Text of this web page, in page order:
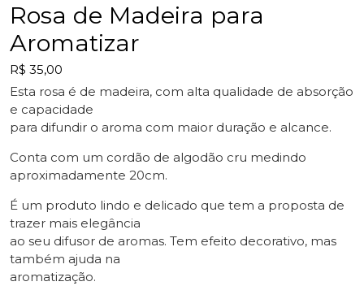
Rosa de Madeira para
Aromatizar
R$ 35,00
Esta rosa é de madeira, com alta qualidade de absorção
e capacidade
para difundir o aroma com maior duração e alcance.
Conta com um cordão de algodão cru medindo
aproximadamente 20cm.
É um produto lindo e delicado que tem a proposta de
trazer mais elegância
ao seu difusor de aromas. Tem efeito decorativo, mas
também ajuda na
aromatização.